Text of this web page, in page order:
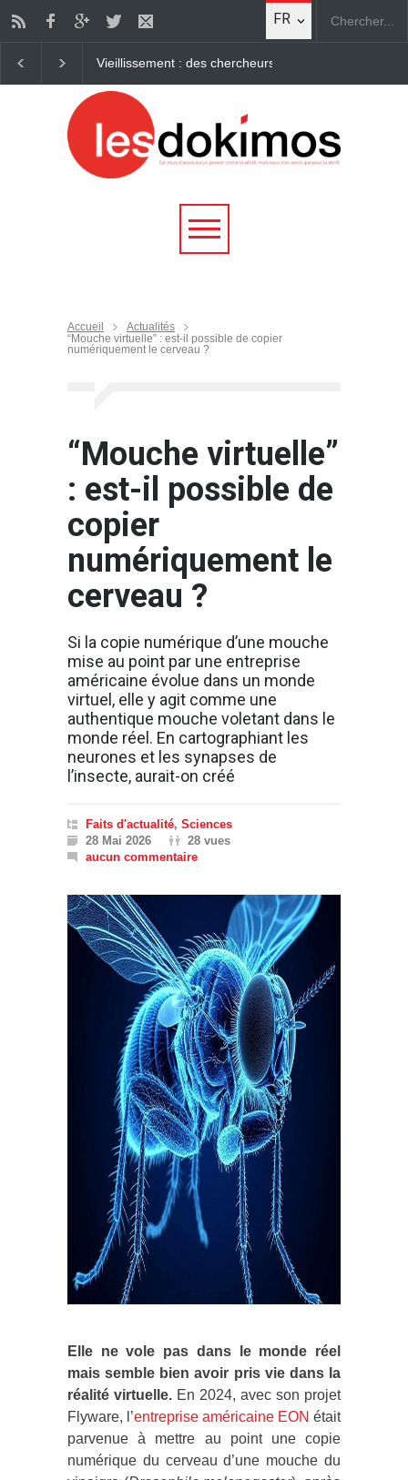
FR
des chercheurs parviennent à "rajeunir" des cellules humaines Des
Accueil
Actualités
“Mouche virtuelle” : est-il possible de copier
numériquement le cerveau ?
“Mouche virtuelle”
: est-il possible de
copier
numériquement le
cerveau ?
Si la copie numérique d’une mouche
mise au point par une entreprise
américaine évolue dans un monde
virtuel, elle y agit comme une
authentique mouche voletant dans le
monde réel. En cartographiant les
neurones et les synapses de
l’insecte, aurait-on créé
Faits d'actualité, Sciences
28 Mai 2026
28 vues
aucun commentaire
Elle ne vole pas dans le monde réel
mais semble bien avoir pris vie dans la
réalité virtuelle. En 2024, avec son projet
Flyware, l’entreprise américaine EON était
parvenue à mettre au point une copie
numérique du cerveau d’une mouche du